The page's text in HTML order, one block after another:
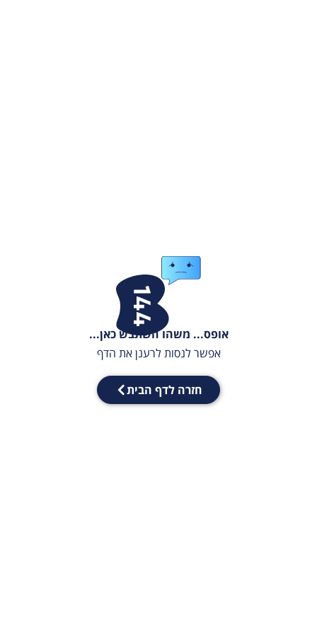
אופס... משהו השתבש כאן...
אפשר לנסות לרענן את הדף
חזרה לדף הבית